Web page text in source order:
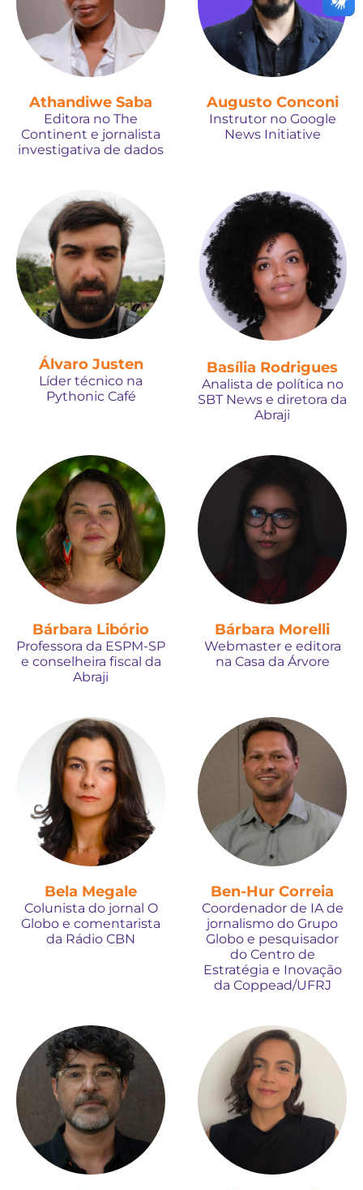
Athandiwe Saba
Editora no The
Continent e jornalista
investigativa de dados
Augusto Conconi
Instrutor no Google
News Initiative
Álvaro Justen
Líder técnico na
Pythonic Café
Basília Rodrigues
Analista de política no
SBT News e diretora da
Abraji
Bárbara Libório
Professora da ESPM-SP
e conselheira fiscal da
Abraji
Bárbara Morelli
Webmaster e editora
na Casa da Árvore
Bela Megale
Colunista do jornal O
Globo e comentarista
da Rádio CBN
Ben-Hur Correia
Coordenador de IA de
jornalismo do Grupo
Globo e pesquisador
do Centro de
Estratégia e Inovação
da Coppead/UFRJ